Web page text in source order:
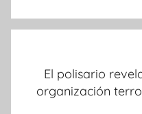
El polisario
organización